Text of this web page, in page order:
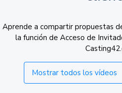
Aprende a compartir propuestas
la función de Acceso de
Mostrar todos los vídeos